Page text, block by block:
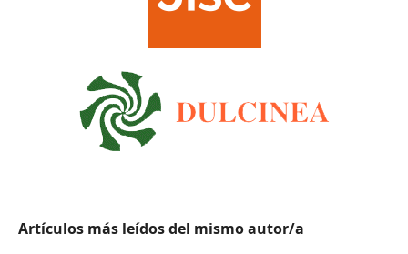
Artículos más leídos del mismo autor/a